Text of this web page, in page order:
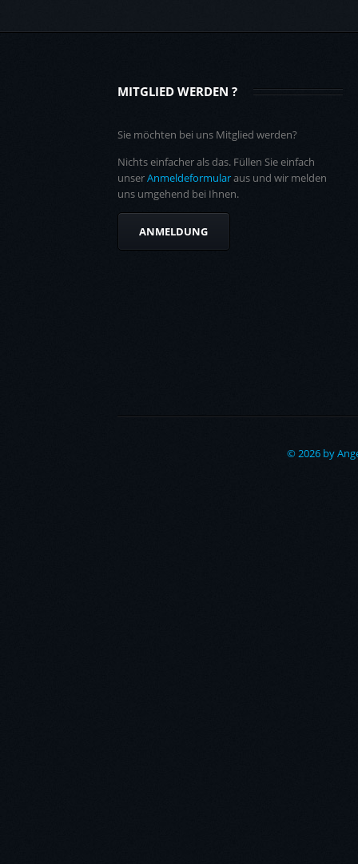
MITGLIED WERDEN ?
Sie möchten bei uns Mitglied werden?
Nichts einfacher als das. Füllen Sie einfach
unserAnmeldeformularaus und wir melden
uns umgehend bei Ihnen.
ANMELDUNG
© 2026 by